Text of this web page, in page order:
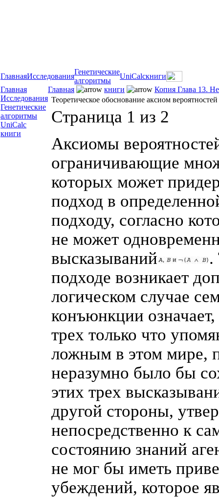
ГлавнаяИсследования
Генетические
алгоритмы
UniCalcкниги
Главная
Исследования
Генетические
алгоритмы
UniCalc
книги
Главная книги
Копия Глава 13.
Теоретическое обоснование аксиом вероятностей
Страница 1 из 2
Аксиомы
ограничивающие
которых может
подход в
подходу, согласно
не может
высказываний
.
подходе возникает
логическом случае
конъюнкции
трех только что
ложным в этом мире,
неразумно было бы
этих трех
другой стороны,
непосредственно к
состоянию знаний
не мог бы иметь
убеждений, которое